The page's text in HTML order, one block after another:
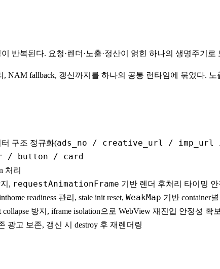
반복된다. 요청·렌더·노출·정산이 얽힌 하나의 생명주기
NAM fallback, 갱신까지를 하나의 공통 런타임에 묶었다.
구조 정규화(ads_no / creative_url / imp_url
/ button / card
처리
, requestAnimationFrame 기반 렌더 후처리 타이밍
readiness 관리, stale init reset, WeakMap 기반 container별
방지, iframe isolation으로 WebView 재진입 안정성 확보
광고 보존, 갱신 시 destroy 후 재렌더링